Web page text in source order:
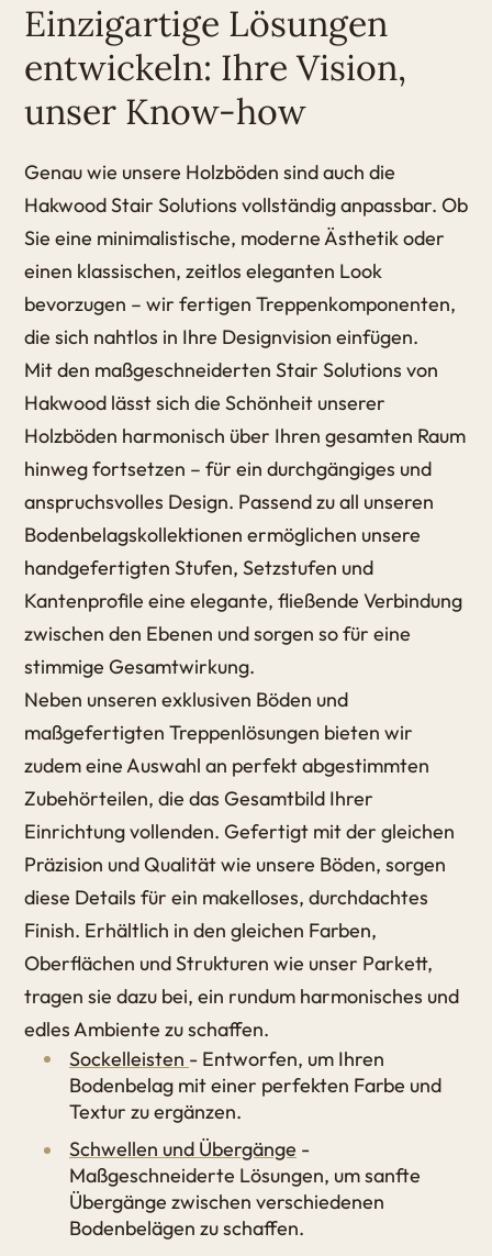
Einzigartige Lösungen
entwickeln: Ihre Vision,
unser Know-how
Genau wie unsere Holzböden sind auch die
Hakwood Stair Solutions vollständig anpassbar. Ob
Sie eine minimalistische, moderne Ästhetik oder
einen klassischen, zeitlos eleganten Look
bevorzugen – wir fertigen Treppenkomponenten,
die sich nahtlos in Ihre Designvision einfügen.
Mit den maßgeschneiderten Stair Solutions von
Hakwood lässt sich die Schönheit unserer
Holzböden harmonisch über Ihren gesamten Raum
hinweg fortsetzen – für ein durchgängiges und
anspruchsvolles Design. Passend zu all unseren
Bodenbelagskollektionen ermöglichen unsere
handgefertigten Stufen, Setzstufen und
Kantenprofile eine elegante, fließende Verbindung
zwischen den Ebenen und sorgen so für eine
stimmige Gesamtwirkung.
Neben unseren exklusiven Böden und
maßgefertigten Treppenlösungen bieten wir
zudem eine Auswahl an perfekt abgestimmten
Zubehörteilen, die das Gesamtbild Ihrer
Einrichtung vollenden. Gefertigt mit der gleichen
Präzision und Qualität wie unsere Böden, sorgen
diese Details für ein makelloses, durchdachtes
Finish. Erhältlich in den gleichen Farben,
Oberflächen und Strukturen wie unser Parkett,
tragen sie dazu bei, ein rundum harmonisches und
edles Ambiente zu schaffen.
Sockelleisten - Entworfen, um Ihren
Bodenbelag mit einer perfekten Farbe und
Textur zu ergänzen.
Schwellen und Übergänge -
Maßgeschneiderte Lösungen, um sanfte
Übergänge zwischen verschiedenen
Bodenbelägen zu schaffen.